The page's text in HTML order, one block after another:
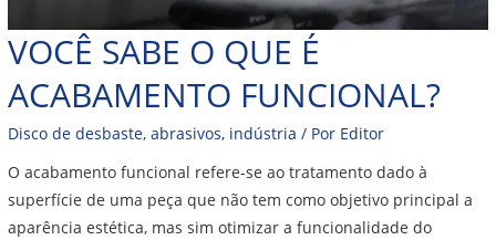
VOCÊ SABE O QUE É
ACABAMENTO FUNCIONAL?
Disco de desbaste,abrasivos, indústria / Por Editor
O acabamento funcional refere-se ao tratamento dado à
superfície de uma peça que não tem como objetivo principal a
aparência estética, mas sim otimizar a funcionalidade do